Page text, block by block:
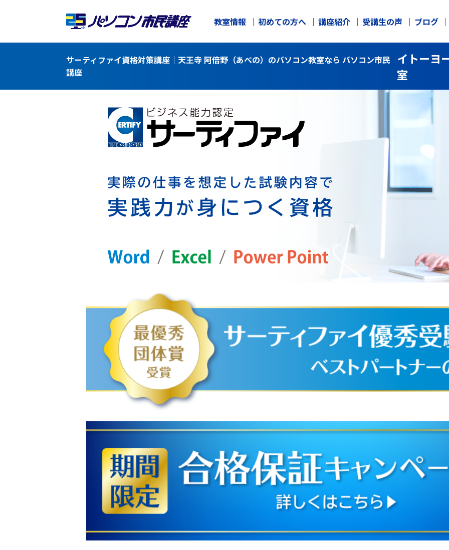
教室情報 初めての方へ 講座紹介 受講生の声 ブログ
サーティファイ資格対策講座｜天王寺 阿倍野（あべの）のパソコン教室なら パソコン市民
講座
イトーヨ
室